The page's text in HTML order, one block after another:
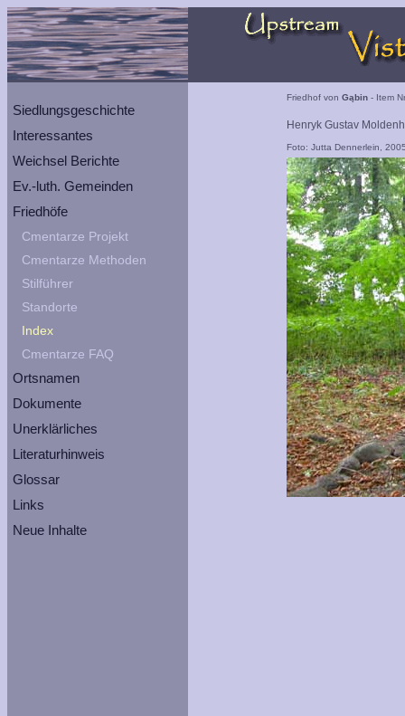
Siedlungsgeschichte
Interessantes
Weichsel Berichte
Ev.-luth. Gemeinden
Friedhöfe
Cmentarze Projekt
Cmentarze Methoden
Stilführer
Standorte
Index
Cmentarze FAQ
Ortsnamen
Dokumente
Unerklärliches
Literaturhinweis
Glossar
Links
Neue Inhalte
Friedhof von Gąbin - Item
Henryk Gustav
Foto: Jutta Dennerlein,